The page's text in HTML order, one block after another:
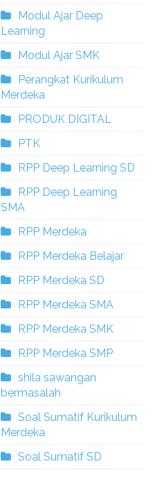
Modul Ajar Deep
Learning
Modul Ajar SMK
Perangkat Kurikulum
Merdeka
PRODUK DIGITAL
PTK
RPP Deep Learning SD
RPP Deep Learning
SMA
RPP Merdeka
RPP Merdeka Belajar
RPP Merdeka SD
RPP Merdeka SMA
RPP Merdeka SMK
RPP Merdeka SMP
shila sawangan
bermasalah
Soal Sumatif Kurikulum
Merdeka
Soal Sumatif SD